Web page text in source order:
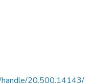
handle/20.500.14143/